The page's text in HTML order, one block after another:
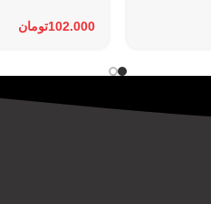
102.000تومان